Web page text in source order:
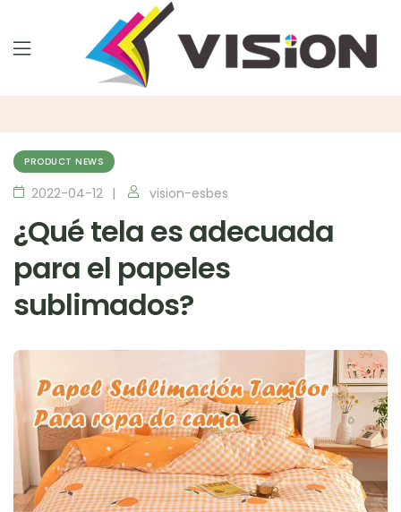
PRODUCT NEWS
2022-04-12 vision-esbes
¿Qué tela es adecuada
para el papeles
sublimados?